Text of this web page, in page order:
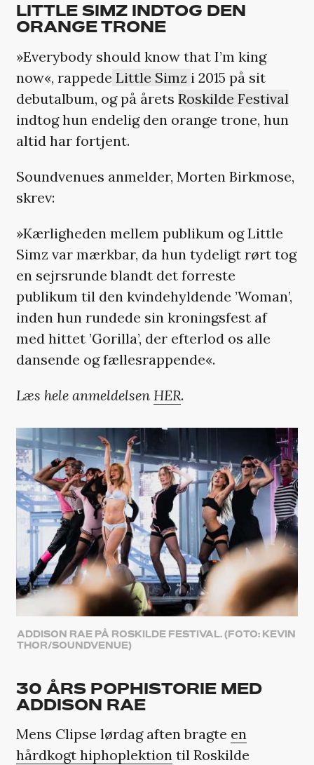
LITTLE SIMZ INDTOG DEN
ORANGE TRONE
»Everybody should know that I’m king
now«, rappede Little Simz i 2015 på sit
debutalbum, og på årets Roskilde Festival
indtog hun endelig den orange trone, hun
altid har fortjent.
Soundvenues anmelder, Morten Birkmose,
skrev:
»Kærligheden mellem publikum og Little
Simz var mærkbar, da hun tydeligt rørt tog
en sejrsrunde blandt det forreste
publikum til den kvindehyldende ’Woman’,
inden hun rundede sin kroningsfest af
med hittet ’Gorilla’, der efterlod os alle
dansende og fællesrappende«.
Læs hele anmeldelsen HER.
ADDISON RAE PÅ ROSKILDE FESTIVAL. (FOTO: KEVIN
THOR/SOUNDVENUE)
30 ÅRS POPHISTORIE MED
ADDISON RAE
Mens Clipse lørdag aften bragte en
hårdkogt hiphoplektiontil Roskilde